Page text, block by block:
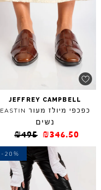
JEFFREY CAMPBELL
כפכפי מיולז מעור EASTIN
נשים
₪495 ₪346.50
-20%